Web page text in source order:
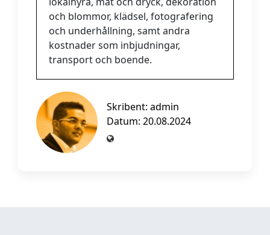
och blommor, klädsel, fotografering
och underhållning, samt andra
kostnader som inbjudningar,
transport och boende.
Skribent: admin
Datum: 20.08.2024